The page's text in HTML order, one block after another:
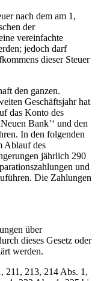
nach dem am 1,
der
vereinfachte
jedoch darf
dieser Steuer
den ganzen.
Geschäftsjahr hat
das Konto des
Bank’‘ und den
In den folgenden
Ablauf des
jährlich 290
und
Die Zahlungen
über
dieses Gesetz oder
werden.
211, 213, 214 Abs. 1,